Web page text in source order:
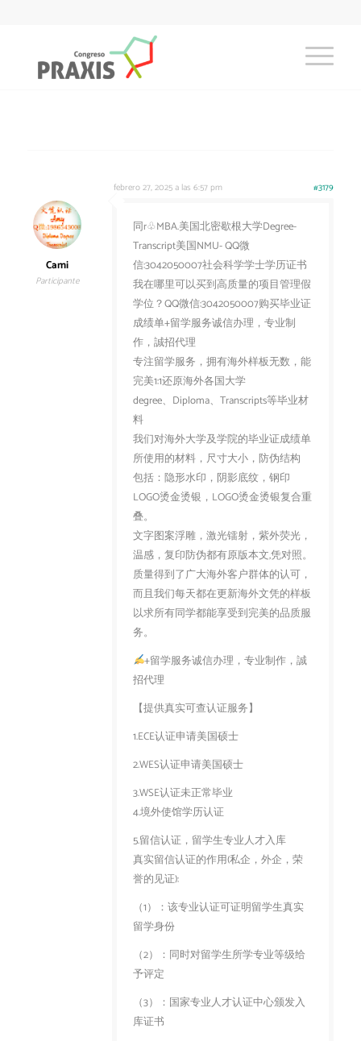
febrero 27, 2025 a las 6:57 pm #3179
Cami
Participante
同r♧MBA.美国北密歇根大学Degree-
Transcript美国NMU- QQ微
信:3042050007社会科学学士学历证书
我在哪里可以买到高质量的项目管理假
学位？QQ微信:3042050007购买毕业证
成绩单+留学服务诚信办理，专业制
作，誠招代理
专注留学服务，拥有海外样板无数，能
完美1:1还原海外各国大学
degree、Diploma、Transcripts等毕业材
料
我们对海外大学及学院的毕业证成绩单
所使用的材料，尺寸大小，防伪结构
包括：隐形水印，阴影底纹，钢印
LOGO烫金烫银，LOGO烫金烫银复合重
叠。
文字图案浮雕，激光镭射，紫外荧光，
温感，复印防伪都有原版本文,凭对照。
质量得到了广大海外客户群体的认可，
而且我们每天都在更新海外文凭的样板
以求所有同学都能享受到完美的品质服
务。
+留学服务诚信办理，专业制作，誠
招代理
【提供真实可查认证服务】
1.ECE认证申请美国硕士
2.WES认证申请美国硕士
3.WSE认证未正常毕业
4.境外使馆学历认证
5.留信认证，留学生专业人才入库
真实留信认证的作用(私企，外企，荣
誉的见证):
（1）：该专业认证可证明留学生真实
留学身份
（2）：同时对留学生所学专业等级给
予评定
（3）：国家专业人才认证中心颁发入
库证书